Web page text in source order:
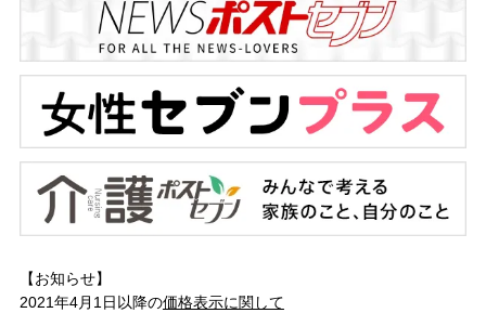
【お知らせ】
2021年4月1日以降の価格表示に関して